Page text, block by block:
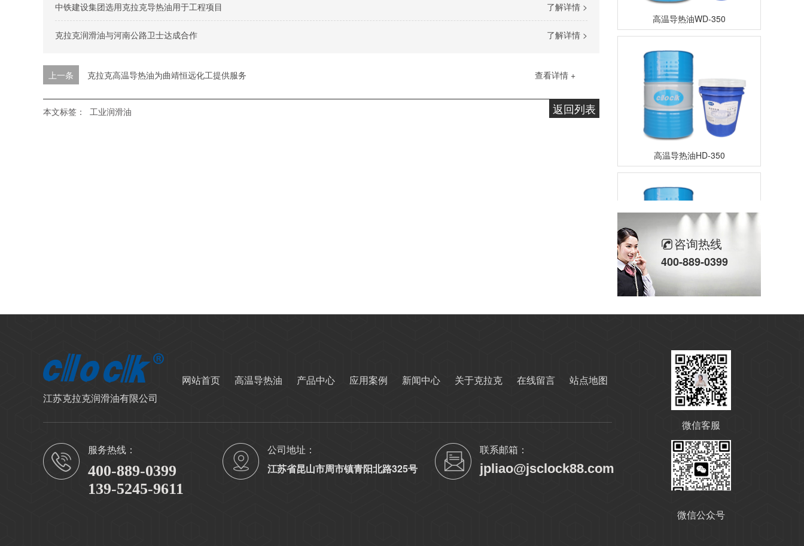
了解详情 >
中铁建设集团选用克拉克导热油用于工程项目
了解详情 >
克拉克润滑油与河南公路卫士达成合作
查看详情 +
上一条 克拉克高温导热油为曲靖恒远化工提供服务
返回列表
本文标签： 工业润滑油
高温导热油WD-350
高温导热油HD-350
高温导热油RD-400
无锌抗磨液压油
咨询热线
400-889-0399
江苏克拉克润滑油有限公司
网站首页 高温导热油 产品中心 应用案例 新闻中心 关于克拉克 在线留言 站点地图
服务热线：
400-889-0399
139-5245-9611
公司地址：
江苏省昆山市周市镇青阳北路325号
联系邮箱：
jpliao@jsclock88.com
微信客服
微信公众号